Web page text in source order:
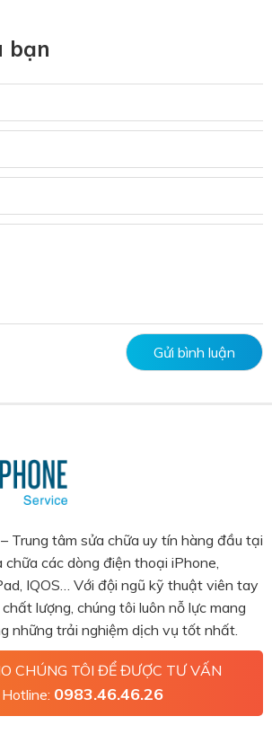
bạn
Trung tâm sửa chữa uy tín hàng đầu tại
chữa các dòng điện thoại iPhone,
IQOS… Với đội ngũ kỹ thuật viên tay
lượng, chúng tôi luôn nỗ lực mang
những trải nghiệm dịch vụ tốt nhất.
CHÚNG TÔI ĐỂ ĐƯỢC TƯ VẤN
Hotline: 0983.46.46.26